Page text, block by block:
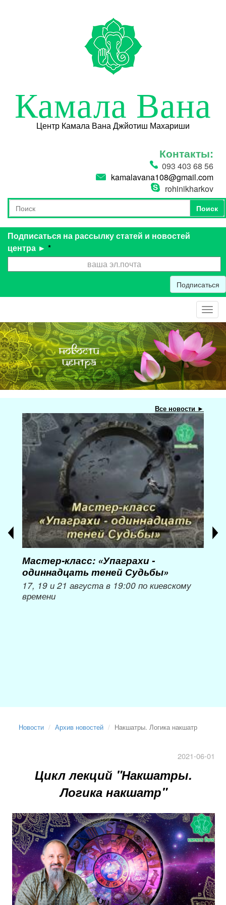
Камала Вана
Центр Камала Вана Джйотиш Махариши
Контакты:
093 403 68 56
kamalavana108@gmail.com
rohinikharkov
Форма поиска
Поиск
Поиск
Подписаться на рассылку статей и новостей
центра ► *
Подписаться
Все новости ►
Мастер-класс: «Упаграхи -
одиннадцать теней Судьбы»
17, 19 и 21 августа в 19:00 по киевскому
времени
Новости Архив новостей Накшатры. Логика накшатр
2021-06-01
Цикл лекций "Накшатры.
Логика накшатр"